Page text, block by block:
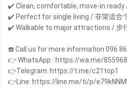
✔️ Clean, comfortable, move-in ready
✔️ Perfect for single living / 非常适合
✔️ Walkable to major attractions / 步
☎️ Call us for more information 096
👉 WhatsApp : https://wa.me/
👉Telegram: https://t.me/c21top1
👉Line: https://line.me/ti/p/